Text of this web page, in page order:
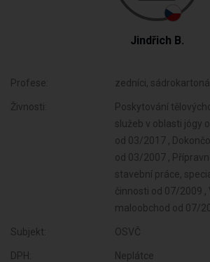
Jindřich B.
Profese: zedníci,
Živnosti:
Poskytování
služeb v oblasti jógy
od 03/2017 ,
od 03/2007 ,
stavební práce,
činnosti od 07/2009 ,
maloobchod od 07/
Subjekt: OSVČ
DPH: Neplátce